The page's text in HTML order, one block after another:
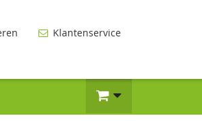
Klantenservice